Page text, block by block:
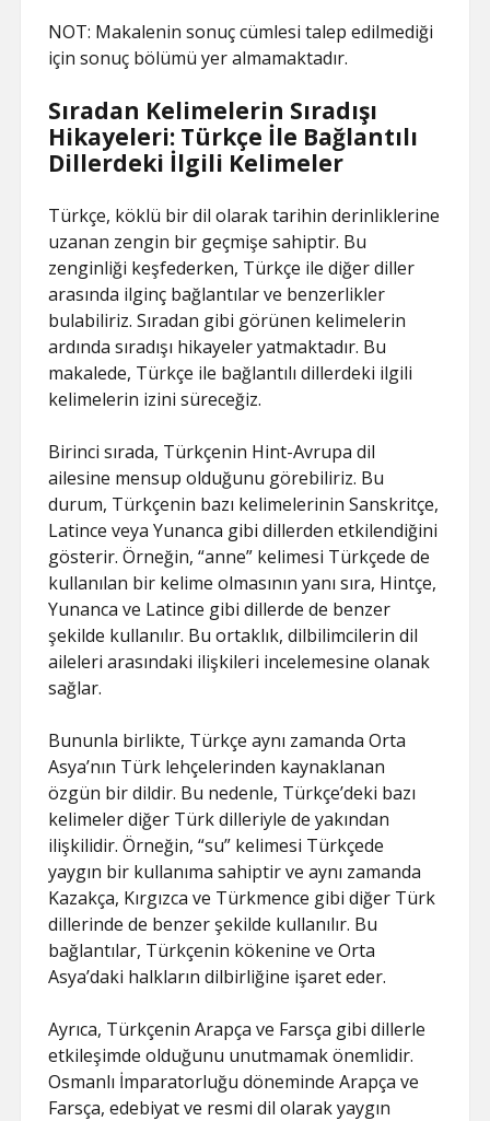
NOT: Makalenin sonuç cümlesi talep edilmediği
için sonuç bölümü yer almamaktadır.
Sıradan Kelimelerin Sıradışı
Hikayeleri: Türkçe İle Bağlantılı
Dillerdeki İlgili Kelimeler
Türkçe, köklü bir dil olarak tarihin derinliklerine
uzanan zengin bir geçmişe sahiptir. Bu
zenginliği keşfederken, Türkçe ile diğer diller
arasında ilginç bağlantılar ve benzerlikler
bulabiliriz. Sıradan gibi görünen kelimelerin
ardında sıradışı hikayeler yatmaktadır. Bu
makalede, Türkçe ile bağlantılı dillerdeki ilgili
kelimelerin izini süreceğiz.
Birinci sırada, Türkçenin Hint-Avrupa dil
ailesine mensup olduğunu görebiliriz. Bu
durum, Türkçenin bazı kelimelerinin Sanskritçe,
Latince veya Yunanca gibi dillerden etkilendiğini
gösterir. Örneğin, “anne” kelimesi Türkçede de
kullanılan bir kelime olmasının yanı sıra, Hintçe,
Yunanca ve Latince gibi dillerde de benzer
şekilde kullanılır. Bu ortaklık, dilbilimcilerin dil
aileleri arasındaki ilişkileri incelemesine olanak
sağlar.
Bununla birlikte, Türkçe aynı zamanda Orta
Asya’nın Türk lehçelerinden kaynaklanan
özgün bir dildir. Bu nedenle, Türkçe’deki bazı
kelimeler diğer Türk dilleriyle de yakından
ilişkilidir. Örneğin, “su” kelimesi Türkçede
yaygın bir kullanıma sahiptir ve aynı zamanda
Kazakça, Kırgızca ve Türkmence gibi diğer Türk
dillerinde de benzer şekilde kullanılır. Bu
bağlantılar, Türkçenin kökenine ve Orta
Asya’daki halkların dilbirliğine işaret eder.
Ayrıca, Türkçenin Arapça ve Farsça gibi dillerle
etkileşimde olduğunu unutmamak önemlidir.
Osmanlı İmparatorluğu döneminde Arapça ve
Farsça, edebiyat ve resmi dil olarak yaygın